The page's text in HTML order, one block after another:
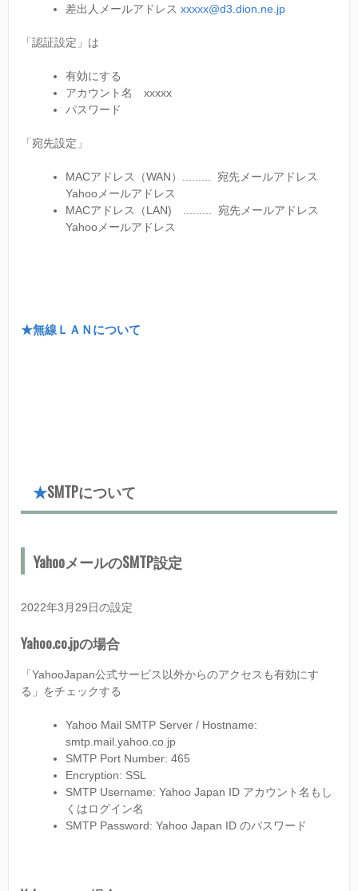
差出人メールアドレス xxxxx@d3.dion.ne.jp
「認証設定」は
有効にする
アカウント名 xxxxx
パスワード
「宛先設定」
MACアドレス（WAN）......... 宛先メールアドレス
Yahooメールアドレス
MACアドレス（LAN) ......... 宛先メールアドレス
Yahooメールアドレス
★無線ＬＡＮについて
★SMTPについて
YahooメールのSMTP設定
2022年3月29日の設定
Yahoo.co.jpの場合
「YahooJapan公式サービス以外からのアクセスも有効にす
る」をチェックする
Yahoo Mail SMTP Server / Hostname:
smtp.mail.yahoo.co.jp
SMTP Port Number: 465
Encryption: SSL
SMTP Username: Yahoo Japan ID アカウント名もし
くはログイン名
SMTP Password: Yahoo Japan ID のパスワード